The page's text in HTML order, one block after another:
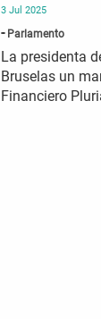
3 Jul 2025
Parlamento
La presidenta
Bruselas un
Financiero